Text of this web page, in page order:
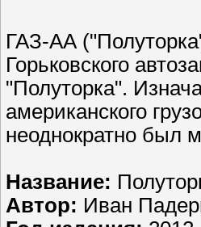
ГАЗ-АА
Горьковского
"Полуторка".
американского
неоднократно был
Название:
Автор: Иван